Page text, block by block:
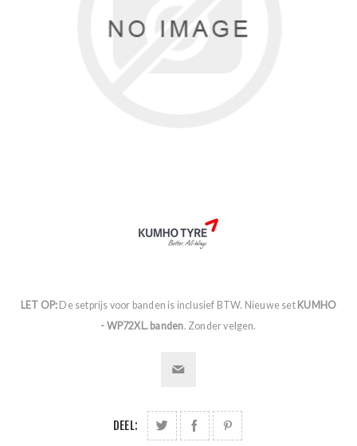
LET OP: De setprijs voor banden is inclusief BTW. Nieuwe set KUMHO
- WP72XL. banden. Zonder velgen.
DEEL: